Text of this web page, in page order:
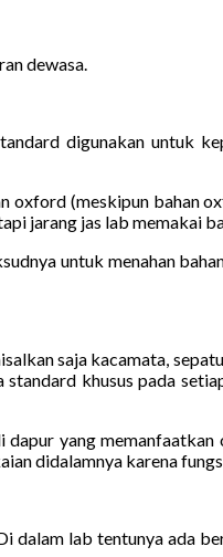
dewasa.
digunakan untuk
(meskipun bahan
jarang jas lab memakai
untuk menahan
saja kacamata,
khusus pada
yang
didalamnya karena
dalam lab tentunya ada